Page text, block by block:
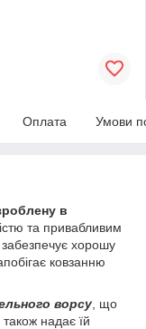
Оплата Умови
в
та привабливим
хорошу
ковзанню
ворсу , що
надає їй